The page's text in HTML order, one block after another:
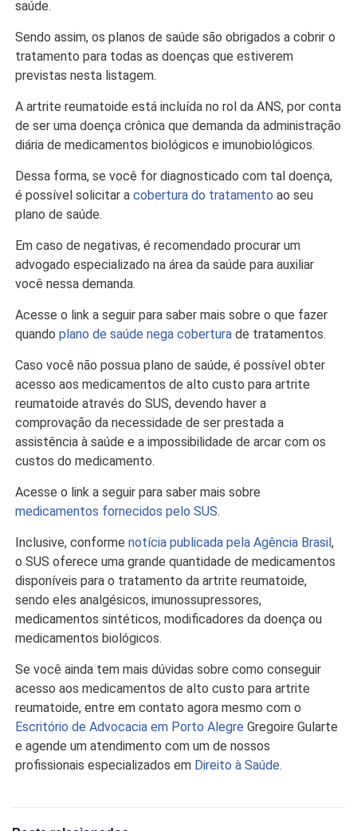
saúde.
Sendo assim, os planos de saúde são obrigados a cobrir o
tratamento para todas as doenças que estiverem
previstas nesta listagem.
A artrite reumatoide está incluída no rol da ANS, por conta
de ser uma doença crônica que demanda da administração
diária de medicamentos biológicos e imunobiológicos.
Dessa forma, se você for diagnosticado com tal doença,
é possível solicitar acobertura do tratamento ao seu
plano de saúde.
Em caso de negativas, é recomendado procurar um
advogado especializado na área da saúde para auxiliar
você nessa demanda.
Acesse o link a seguir para saber mais sobre o que fazer
quandoplano de saúde nega cobertura de tratamentos.
Caso você não possua plano de saúde, é possível obter
acesso aos medicamentos de alto custo para artrite
reumatoide através do SUS, devendo haver a
comprovação da necessidade de ser prestada a
assistência à saúde e a impossibilidade de arcar com os
custos do medicamento.
Acesse o link a seguir para saber mais sobre
medicamentos fornecidos pelo SUS.
Inclusive, conformenotícia publicada pela Agência Brasil,
o SUS oferece uma grande quantidade de medicamentos
disponíveis para o tratamento da artrite reumatoide,
sendo eles analgésicos, imunossupressores,
medicamentos sintéticos, modificadores da doença ou
medicamentos biológicos.
Se você ainda tem mais dúvidas sobre como conseguir
acesso aos medicamentos de alto custo para artrite
reumatoide, entre em contato agora mesmo com o
Escritório de Advocacia em Porto Alegre Gregoire Gularte
e agende um atendimento com um de nossos
profissionais especializados em Direito à Saúde.